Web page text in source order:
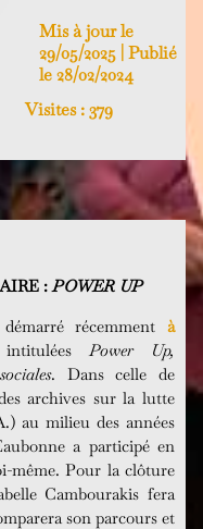
Mis à jour le
29/05/2025 | Publié
le 28/02/2024
Visites : 379
:POWER UP
récemment à
Power Up,
. Dans celle de
archives sur la lutte
au milieu des années
a participé en
même. Pour la clôture
Cambourakis fera
son parcours et